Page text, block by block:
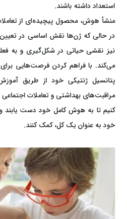
استعداد داشته باشند.
منشأ هوش، محصول پیچیده‌ای از
در حالی که ژن‌ها نقش اساسی در
نیز نقشی حیاتی در شکل‌گیری و به
می‌کند. با فراهم کردن فرصت‌هایی برای
پتانسیل ژنتیکی خود از طریق
مراقبت‌های بهداشتی و تعاملات
کنیم تا به هوش کامل خود دست یابند
خود به عنوان یک کل، کمک کنند.